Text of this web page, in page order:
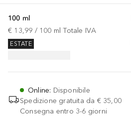
100 ml
€ 13,99 / 100 ml Totale IVA
ESTATE
Online: Disponibile
Spedizione gratuita da € 35,00
Consegna entro 3-6 giorni